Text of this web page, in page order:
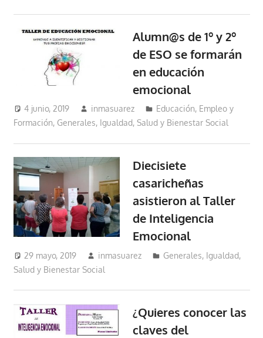
Alumn@s de 1º y 2º
de ESO se formarán
en educación
emocional
4 junio, 2019 inmasuarez
Educación, Empleo y
Formación, Generales, Igualdad, Salud y Bienestar Social
Diecisiete
casaricheñas
asistieron al Taller
de Inteligencia
Emocional
29 mayo, 2019 inmasuarez Generales, Igualdad,
Salud y Bienestar Social
¿Quieres conocer las
claves del